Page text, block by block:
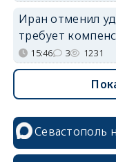
Иран отменил
требует
15:46 3 1231
Севастополь